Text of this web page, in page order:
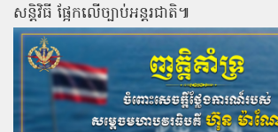
សន្តិវិធី ផ្អែកលើច្បាប់អន្តរជាតិ៕